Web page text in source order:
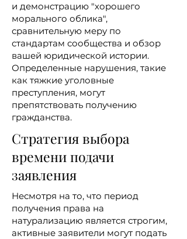
и демонстрацию "хорошего
морального облика",
сравнительную меру по
стандартам сообщества и обзор
вашей юридической истории.
Определенные нарушения, такие
как тяжкие уголовные
преступления, могут
препятствовать получению
гражданства.
Стратегия выбора
времени подачи
заявления
Несмотря на то, что период
получения права на
натурализацию является строгим,
активные заявители могут подать